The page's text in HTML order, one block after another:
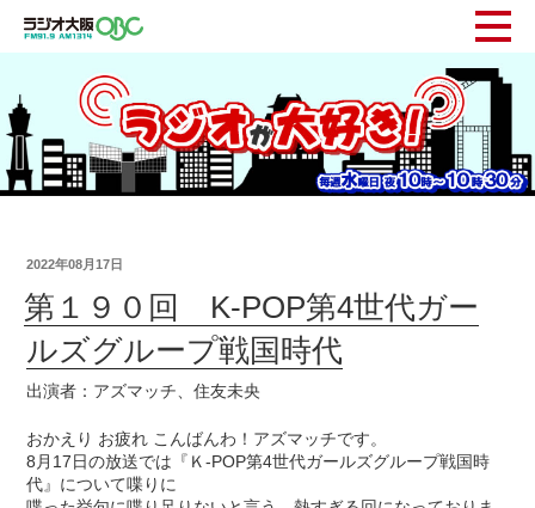
2022年08月17日
第１９０回 K-POP第4世代ガー
ルズグループ戦国時代
出演者：アズマッチ、住友未央
おかえり お疲れ こんばんわ！アズマッチです。
8月17日の放送では『Ｋ-POP第4世代ガールズグループ戦国時
代』について喋りに